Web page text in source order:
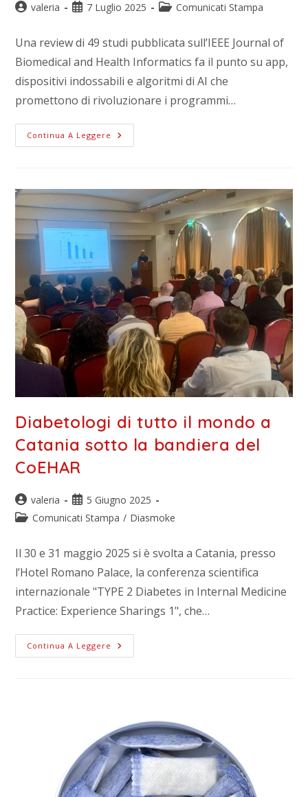
valeria 7 Luglio 2025 Comunicati Stampa
Una review di 49 studi pubblicata sull’IEEE Journal of
Biomedical and Health Informatics fa il punto su app,
dispositivi indossabili e algoritmi di AI che
promettono di rivoluzionare i programmi…
Continua A Leggere
Diabetologi di tutto il mondo a
Catania sotto la bandiera del
CoEHAR
valeria
5 Giugno 2025
Comunicati Stampa / Diasmoke
Il 30 e 31 maggio 2025 si è svolta a Catania, presso
l’Hotel Romano Palace, la conferenza scientifica
internazionale "TYPE 2 Diabetes in Internal Medicine
Practice: Experience Sharings 1", che…
Continua A Leggere